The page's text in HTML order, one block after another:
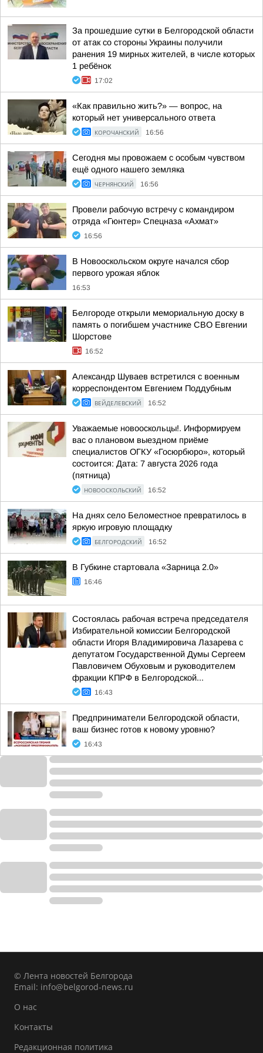
За прошедшие сутки в Белгородской области
от атак со стороны Украины получили
ранения 19 мирных жителей, в числе которых
1 ребёнок
17:02
«Как правильно жить?» — вопрос, на
который нет универсального ответа
КОРОЧАНСКИЙ 16:56
Сегодня мы провожаем с особым чувством
ещё одного нашего земляка
ЧЕРНЯНСКИЙ 16:56
Провели рабочую встречу с командиром
отряда «Гюнтер» Спецназа «Ахмат»
16:56
В Новооскольском округе начался сбор
первого урожая яблок
16:53
Белгороде открыли мемориальную доску в
память о погибшем участнике СВО Евгении
Шорстове
16:52
Александр Шуваев встретился с военным
корреспондентом Евгением Поддубным
ВЕЙДЕЛЕВСКИЙ 16:52
Уважаемые новооскольцы!. Информируем
вас о плановом выездном приёме
специалистов ОГКУ «Госюрбюро», который
состоится: Дата: 7 августа 2026 года
(пятница)
НОВООСКОЛЬСКИЙ 16:52
На днях село Беломестное превратилось в
яркую игровую площадку
БЕЛГОРОДСКИЙ 16:52
В Губкине стартовала «Зарница 2.0»
16:46
Состоялась рабочая встреча председателя
Избирательной комиссии Белгородской
области Игоря Владимировича Лазарева с
депутатом Государственной Думы Сергеем
Павловичем Обуховым и руководителем
фракции КПРФ в Белгородской...
16:43
Предприниматели Белгородской области,
ваш бизнес готов к новому уровню?
16:43
© Лента новостей Белгорода
Email: info@belgorod-news.ru
О нас
Контакты
Редакционная политика